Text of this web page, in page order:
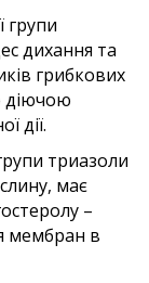
групи
дихання та
грибкових
діючою
дії.
триазоли
має
–
мембран в